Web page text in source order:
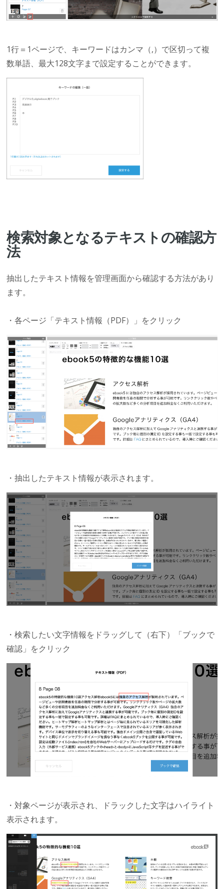
1行＝1ページで、キーワードはカンマ（,）で区切って複
数単語、最大128文字まで設定することができます。
検索対象となるテキストの確認方
法
抽出したテキスト情報を管理画面から確認する方法があり
ます。
・各ページ「テキスト情報（PDF）」をクリック
・抽出したテキスト情報が表示されます。
・検索したい文字情報をドラッグして（右下）「ブックで
確認」をクリック
・対象ページが表示され、ドラックした文字はハイライト
表示されます。